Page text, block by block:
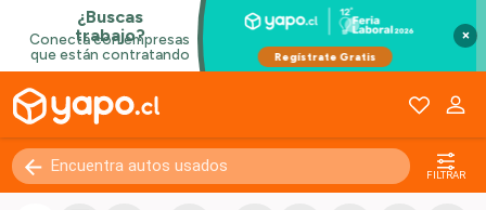
×
FILTRAR